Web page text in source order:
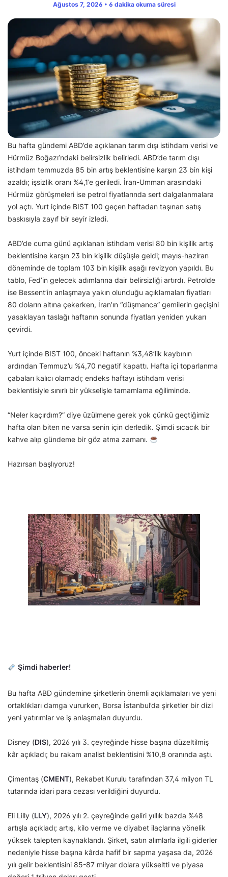
Ağustos 7, 2026 • 6 dakika okuma süresi
Bu hafta gündemi ABD’de açıklanan tarım dışı istihdam verisi ve
Hürmüz Boğazı’ndaki belirsizlik belirledi. ABD’de tarım dışı
istihdam temmuzda 85 bin artış beklentisine karşın 23 bin kişi
azaldı; işsizlik oranı %4,1’e geriledi. İran-Umman arasındaki
Hürmüz görüşmeleri ise petrol fiyatlarında sert dalgalanmalara
yol açtı. Yurt içinde BIST 100 geçen haftadan taşınan satış
baskısıyla zayıf bir seyir izledi.
ABD’de cuma günü açıklanan istihdam verisi 80 bin kişilik artış
beklentisine karşın 23 bin kişilik düşüşle geldi; mayıs-haziran
döneminde de toplam 103 bin kişilik aşağı revizyon yapıldı. Bu
tablo, Fed’in gelecek adımlarına dair belirsizliği artırdı. Petrolde
ise Bessent’in anlaşmaya yakın olunduğu açıklamaları fiyatları
80 doların altına çekerken, İran’ın “düşmanca” gemilerin geçişini
yasaklayan taslağı haftanın sonunda fiyatları yeniden yukarı
çevirdi.
Yurt içinde BIST 100, önceki haftanın %3,48’lik kaybının
ardından Temmuz’u %4,70 negatif kapattı. Hafta içi toparlanma
çabaları kalıcı olamadı; endeks haftayı istihdam verisi
beklentisiyle sınırlı bir yükselişle tamamlama eğiliminde.
“Neler kaçırdım?” diye üzülmene gerek yok çünkü geçtiğimiz
hafta olan biten ne varsa senin için derledik. Şimdi sıcacık bir
kahve alıp gündeme bir göz atma zamanı.
Hazırsan başlıyoruz!
Şimdi haberler!
Bu hafta ABD gündemine şirketlerin önemli açıklamaları ve yeni
ortaklıkları damga vururken, Borsa İstanbul’da şirketler bir dizi
yeni yatırımlar ve iş anlaşmaları duyurdu.
Disney (DIS), 2026 yılı 3. çeyreğinde hisse başına düzeltilmiş
kâr açıkladı; bu rakam analist beklentisini %10,8 oranında aştı.
Çimentaş (CMENT), Rekabet Kurulu tarafından 37,4 milyon TL
tutarında idari para cezası verildiğini duyurdu.
Eli Lilly (LLY), 2026 yılı 2. çeyreğinde geliri yıllık bazda %48
artışla açıkladı; artış, kilo verme ve diyabet ilaçlarına yönelik
yüksek talepten kaynaklandı. Şirket, satın alımlarla ilgili giderler
nedeniyle hisse başına kârda hafif bir sapma yaşasa da, 2026
yılı gelir beklentisini 85-87 milyar dolara yükseltti ve piyasa